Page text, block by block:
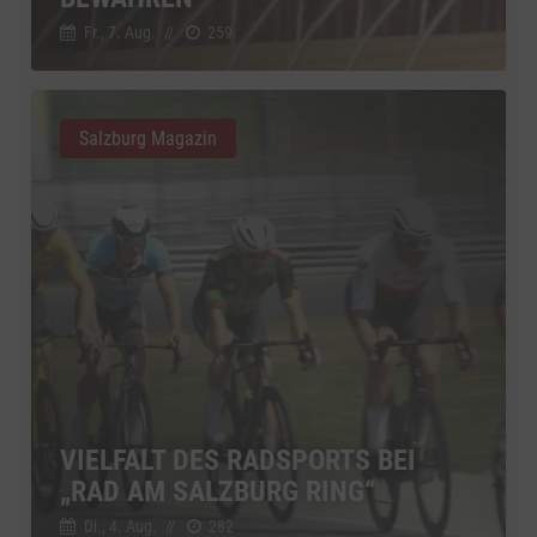
Fr., 7. Aug. // 259
VIELFALT DES RADSPORTS BEI
„RAD AM SALZBURG RING“
Di., 4. Aug. // 282
Salzburg Magazin
Google Ireland Limited, Irland